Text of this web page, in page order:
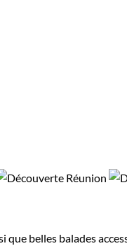
belles balades